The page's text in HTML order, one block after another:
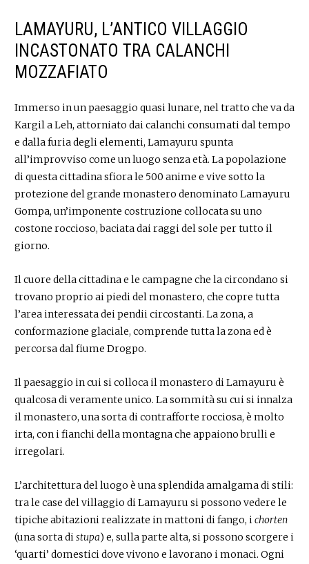
LAMAYURU, L’ANTICO VILLAGGIO
INCASTONATO TRA CALANCHI
MOZZAFIATO
Immerso in un paesaggio quasi lunare, nel tratto che va da
Kargil a Leh, attorniato dai calanchi consumati dal tempo
e dalla furia degli elementi, Lamayuru spunta
all’improvviso come un luogo senza età. La popolazione
di questa cittadina sfiora le 500 anime e vive sotto la
protezione del grande monastero denominato Lamayuru
Gompa, un’imponente costruzione collocata su uno
costone roccioso, baciata dai raggi del sole per tutto il
giorno.
Il cuore della cittadina e le campagne che la circondano si
trovano proprio ai piedi del monastero, che copre tutta
l’area interessata dei pendii circostanti. La zona, a
conformazione glaciale, comprende tutta la zona ed è
percorsa dal fiume Drogpo.
Il paesaggio in cui si colloca il monastero di Lamayuru è
qualcosa di veramente unico. La sommità su cui si innalza
il monastero, una sorta di contrafforte rocciosa, è molto
irta, con i fianchi della montagna che appaiono brulli e
irregolari.
L’architettura del luogo è una splendida amalgama di stili:
tra le case del villaggio di Lamayuru si possono vedere le
tipiche abitazioni realizzate in mattoni di fango, ichorten
(una sorta distupa) e, sulla parte alta, si possono scorgere i
‘quarti’ domestici dove vivono e lavorano i monaci. Ogni